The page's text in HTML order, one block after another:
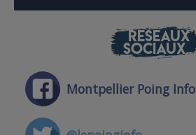
RÉSEAUX
SOCIAUX
Montpellier Poing Info